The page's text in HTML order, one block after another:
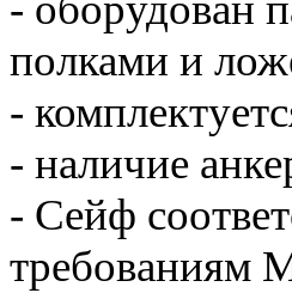
полками и
-
- наличие
- Cейф
требованиям